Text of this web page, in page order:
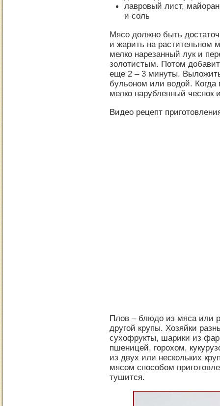
лавровый лист,
и соль
Мясо должно быть
и жарить на растительном
мелко нарезанный лук и
золотистым. Потом
еще 2 – 3 минуты.
бульоном или водой. Когда
мелко нарубленный чеснок
Видео рецепт
Плов – блюдо из мяса или
другой крупы. Хозяйки
сухофрукты, шарики из
пшеницей, горохом,
из двух или нескольких
мясом способом
тушится.